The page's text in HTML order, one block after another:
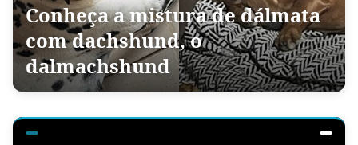
Conheça a mistura de dálmata
com dachshund, o
dalmachshund